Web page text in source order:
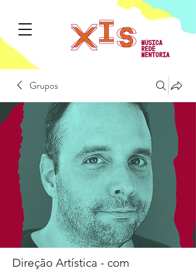
Grupos
Direção Artística - com